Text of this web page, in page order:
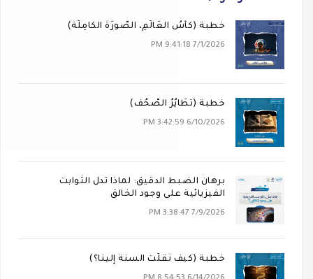
خطبة (كَأسُ العَالَمِ، الصُّورَةُ الكَامِلَةُ)
7/1/2026 9:41:18 PM
خطبة (تَطَايُرُ الصُّحُف)
6/10/2026 3:42:59 PM
برهان الضبط الدقيق: لماذا تدل الثوابت
الفيزيائية على وجود الخالق
7/9/2026 3:38:47 PM
خطبة (كيف نُقلَت السنة إلينا؟)